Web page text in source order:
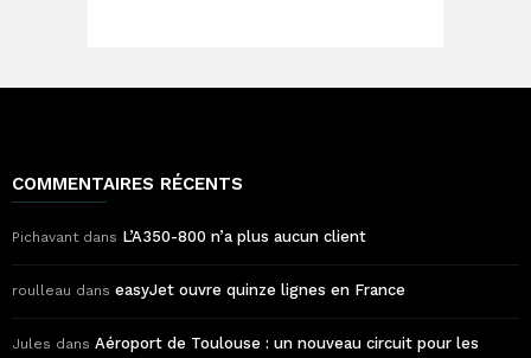
COMMENTAIRES RÉCENTS
Pichavant dans L’A350-800 n’a plus aucun client
roulleau dans easyJet ouvre quinze lignes en France
Jules dans Aéroport de Toulouse : un nouveau circuit pour les